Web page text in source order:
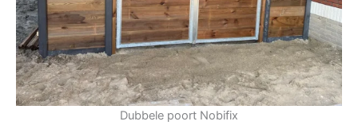
Dubbele poort Nobifix